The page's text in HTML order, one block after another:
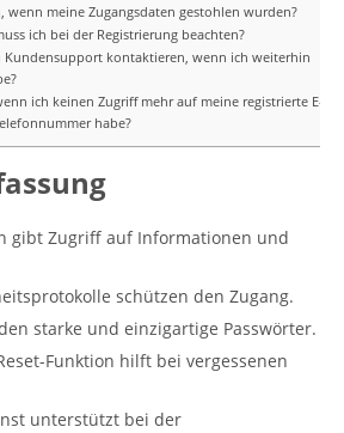
wenn meine Zugangsdaten gestohlen wurden?
ich bei der Registrierung beachten?
Kundensupport kontaktieren, wenn ich weiterhin
ich keinen Zugriff mehr auf meine registrierte E-
habe?
gibt Zugriff auf Informationen und
schützen den Zugang.
starke und einzigartige Passwörter.
Funktion hilft bei vergessenen
unterstützt bei der